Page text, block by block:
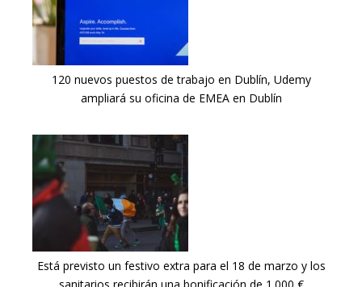
120 nuevos puestos de trabajo en Dublín, Udemy
ampliará su oficina de EMEA en Dublín
Está previsto un festivo extra para el 18 de marzo y los